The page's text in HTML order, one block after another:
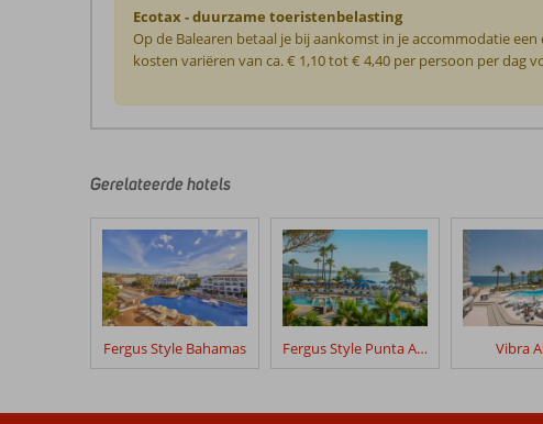
Ecotax - duurzame toeristenbelasting
Op de Balearen betaal je bij aankomst in je accommodatie
kosten variëren van ca. € 1,10 tot € 4,40 per persoon per dag
door
klanten
geschreven
na
hun
verblijf
Palladium
Gerelateerde hotels
Fergus Style Bahamas Fergus Style Punta Arabi Vibra